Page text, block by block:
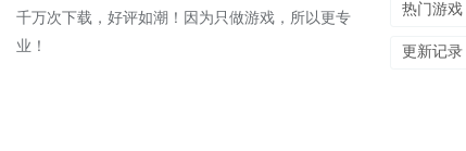
千万次下载，好评如潮！因为只做游戏，所以更专
业！
热门游戏
更新记录